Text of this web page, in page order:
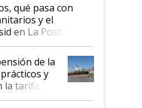
qué pasa con
y el
en La Posta
de la
y
tarifa de